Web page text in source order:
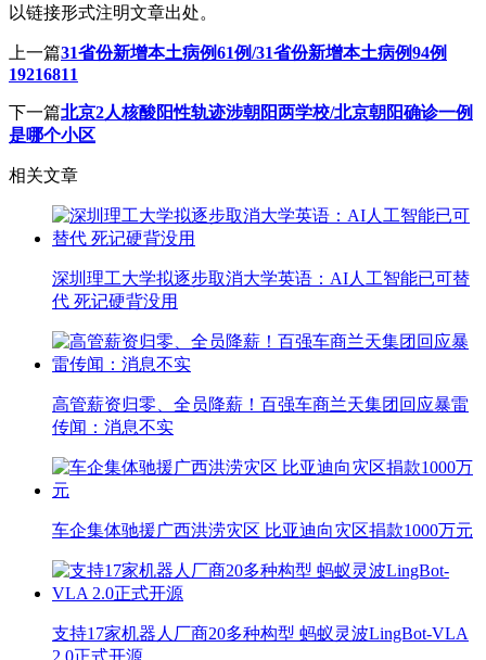
以链接形式注明文章出处。
上一篇31省份新增本土病例61例/31省份新增本土病例94例
19216811
下一篇北京2人核酸阳性轨迹涉朝阳两学校/北京朝阳确诊一例
是哪个小区
相关文章
深圳理工大学拟逐步取消大学英语：AI人工智能已可替
代 死记硬背没用
高管薪资归零、全员降薪！百强车商兰天集团回应暴雷
传闻：消息不实
车企集体驰援广西洪涝灾区 比亚迪向灾区捐款1000万元
支持17家机器人厂商20多种构型 蚂蚁灵波LingBot-VLA
2.0正式开源